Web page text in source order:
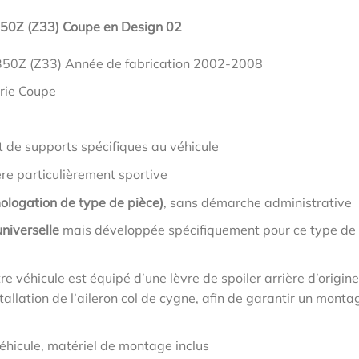
(Z33) Coupe en Design 02
(Z33) Année de fabrication 2002-2008
Coupe
de supports spécifiques au véhicule
particulièrement sportive
de type de pièce), sans démarche administrative
mais développée spécifiquement pour ce type de
véhicule est équipé d’une lèvre de spoiler arrière
de l’aileron col de cygne, afin de garantir un
matériel de montage inclus